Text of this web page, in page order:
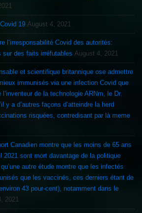
19 August 4, 2021
l’irresponsabilité Covid des autorités:
sur des faits irréfutables August 4, 2021
et scientifique britannique ose admettre
immunisés via une infection Covid que
de la technologie ARNm, le Dr.
y a d’autres façons d’atteindre la herd
risquées, contredisant par là meme
Canadien montre que les moins de 65 ans
2021 sont mort davantage de la politique
autre étude montre que les infectés
que les vaccinés, ces derniers étant de
43 pour-cent), notamment dans le
2021